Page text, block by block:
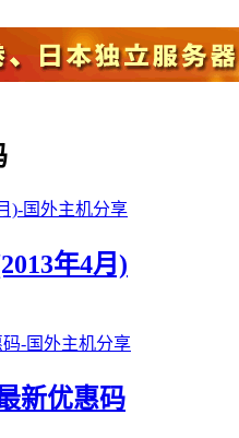
年4月)
新优惠码